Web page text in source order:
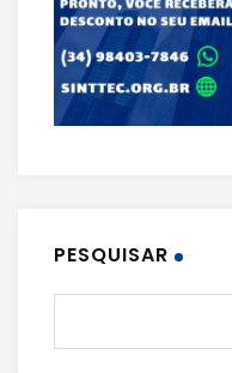
PESQUISAR